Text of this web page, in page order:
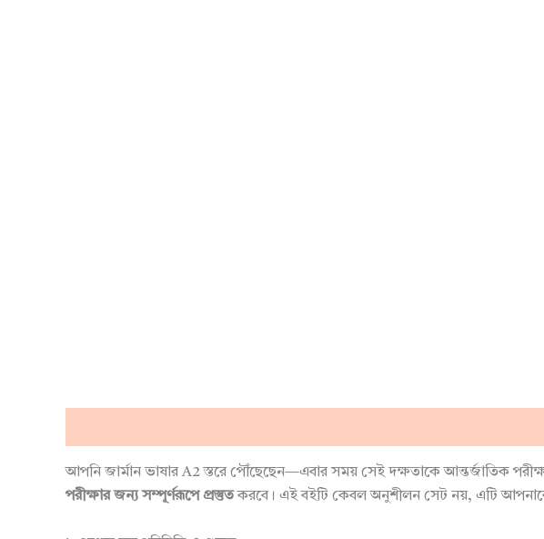
আপনি জার্মান ভাষার A2 স্তরে পৌঁছেছেন—এবার সময় সেই দক্ষতাকে আন্তর্জাতিক
পরীক্ষার জন্য সম্পূর্ণরূপে প্রস্তুতকরবে। এই বইটি কেবল অনুশীলন সেট নয়, এটি আপনাকে